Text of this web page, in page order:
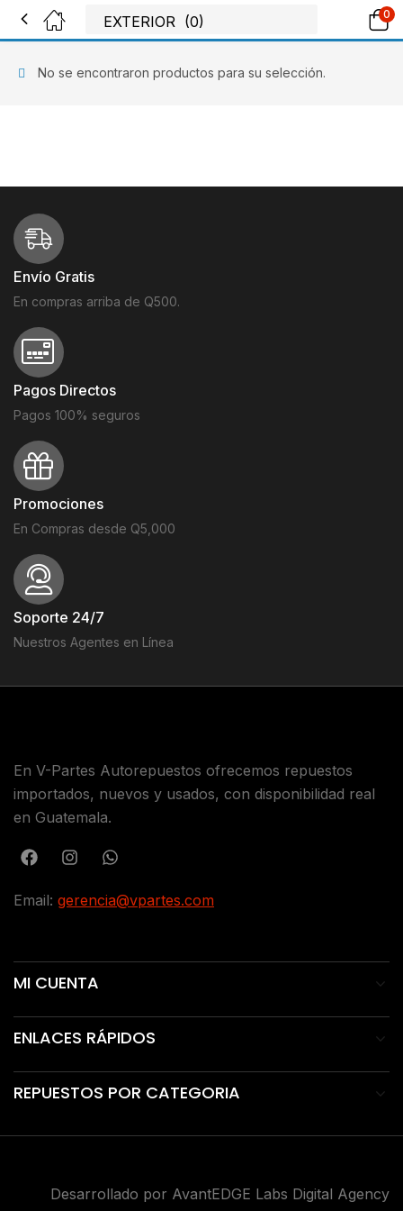
0
No se encontraron productos para su selección.
Envío Gratis
En compras arriba de Q500.
Pagos Directos
Pagos 100% seguros
Promociones
En Compras desde Q5,000
Soporte 24/7
Nuestros Agentes en Línea
En V-Partes Autorepuestos ofrecemos repuestos
importados, nuevos y usados, con disponibilidad real
en Guatemala.
Email: gerencia@vpartes.com
MI CUENTA
ENLACES RÁPIDOS
REPUESTOS POR CATEGORIA
Desarrollado por AvantEDGE Labs Digital Agency